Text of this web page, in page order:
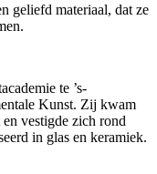
geliefd materiaal, dat ze
te ’s-
Kunst. Zij kwam
vestigde zich rond
in glas en keramiek.